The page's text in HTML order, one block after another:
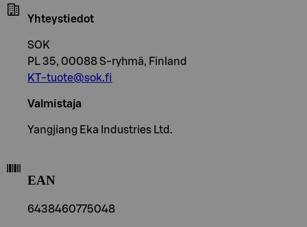
Yhteystiedot
SOK
PL 35, 00088 S-ryhmä, Finland
KT-tuote@sok.fi
Valmistaja
Yangjiang Eka Industries Ltd.
EAN
6438460775048